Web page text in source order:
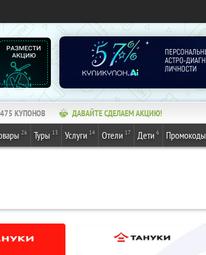
КУПОНОВ ДАВАЙТЕ СДЕЛАЕМ АКЦИЮ!
26 Туры 13 Услуги 14 Отели 17 Дети 6 Промокоды